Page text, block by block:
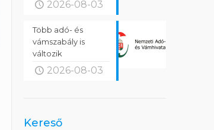
2026-08-03
Több adó- és
vámszabály is
változik
2026-08-03
Kereső